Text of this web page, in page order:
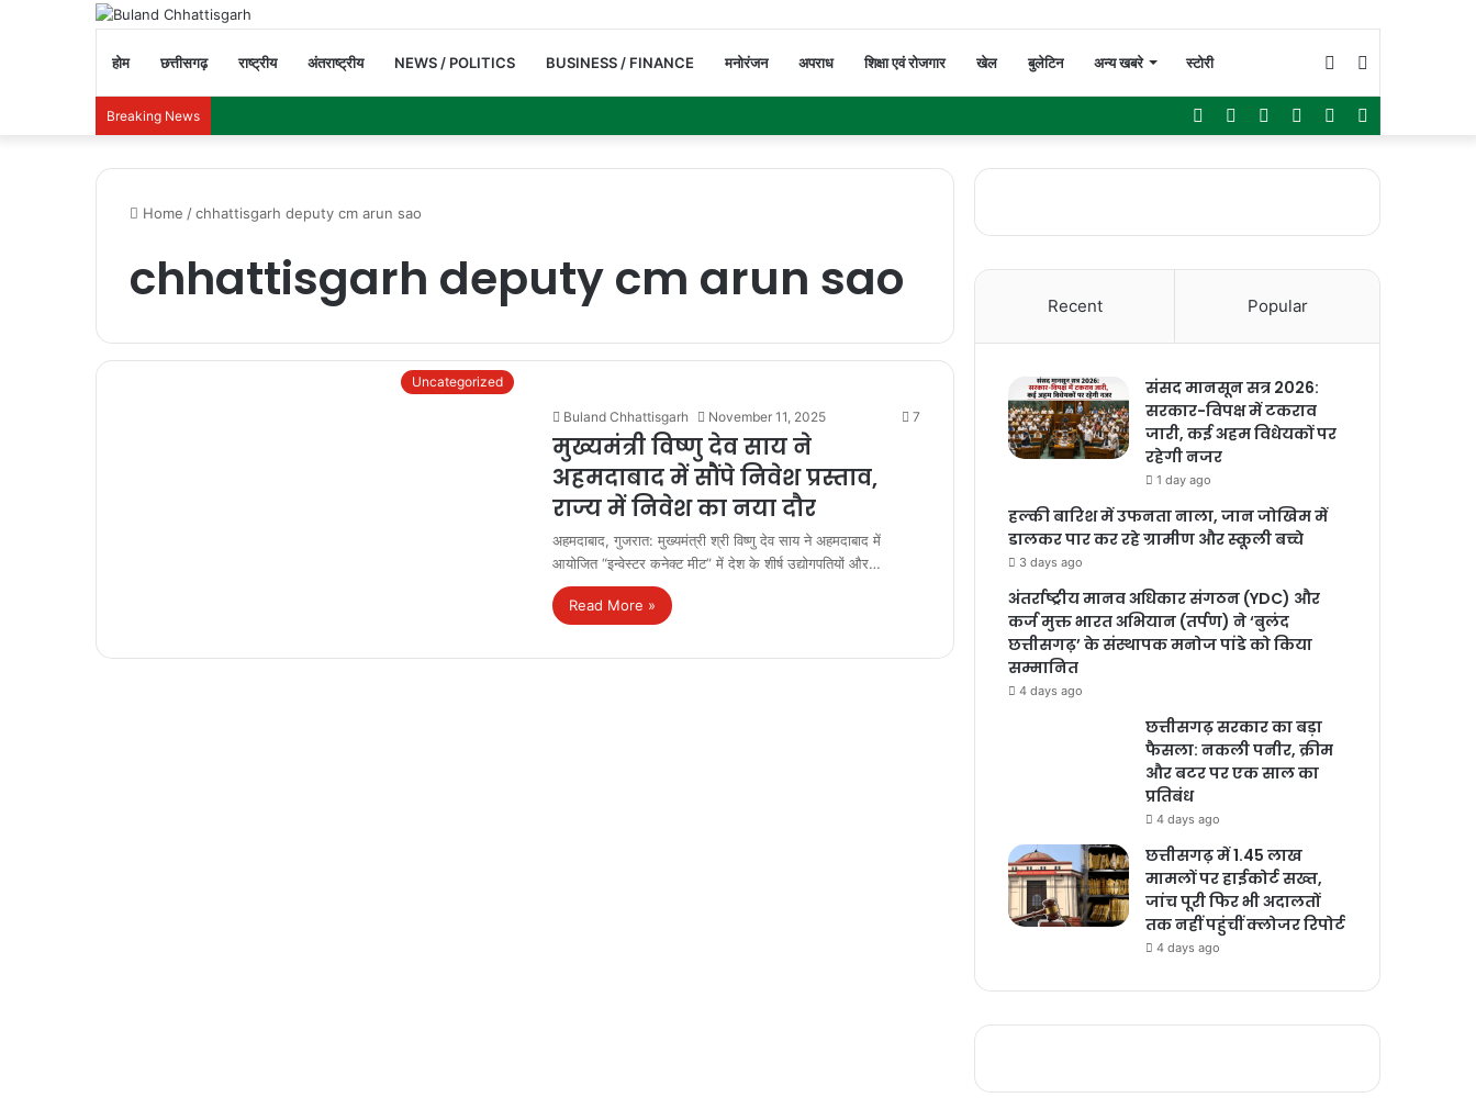
होम छत्तीसगढ़ राष्ट्रीय अंतराष्ट्रीय NEWS / POLITICS BUSINESS / FINANCE मनोरंजन अपराध शिक्षा एवं रोजगार खेल बुलेटिन अन्य खबरे स्टोरी Switch
skin
Breaking News WhatsApp
Instagram
YouTube
Twitter
Facebook
Home /chhattisgarh deputy cm arun sao
chhattisgarh deputy cm arun sao
Uncategorized
Buland Chhattisgarh November 11, 2025 7
मुख्यमंत्री विष्णु देव साय ने
अहमदाबाद में सौंपे निवेश प्रस्ताव,
राज्य में निवेश का नया दौर
अहमदाबाद, गुजरात: मुख्यमंत्री श्री विष्णु देव साय ने अहमदाबाद में
आयोजित “इन्वेस्टर कनेक्ट मीट” में देश के शीर्ष उद्योगपतियों और…
Read More »
Recent Popular
संसद मानसून सत्र 2026:
सरकार-विपक्ष में टकराव
जारी, कई अहम विधेयकों पर
रहेगी नजर
1 day ago
हल्की बारिश में उफनता नाला, जान जोखिम में
डालकर पार कर रहे ग्रामीण और स्कूली बच्चे
3 days ago
अंतर्राष्ट्रीय मानव अधिकार संगठन (YDC) और
कर्ज मुक्त भारत अभियान (तर्पण) ने ‘बुलंद
छत्तीसगढ़’ के संस्थापक मनोज पांडे को किया
सम्मानित
4 days ago
छत्तीसगढ़ सरकार का बड़ा
फैसला: नकली पनीर, क्रीम
और बटर पर एक साल का
प्रतिबंध
4 days ago
छत्तीसगढ़ में 1.45 लाख
मामलों पर हाईकोर्ट सख्त,
जांच पूरी फिर भी अदालतों
तक नहीं पहुंचीं क्लोजर रिपोर्ट
4 days ago